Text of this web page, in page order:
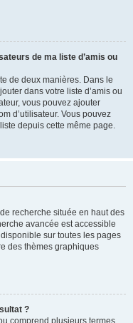
de ma liste d’amis ou
de deux manières. Dans le
dans votre liste d’amis ou
vous pouvez ajouter
d’utilisateur. Vous pouvez
depuis cette même page.
recherche située en haut des
avancée est accessible
sur toutes les pages
des thèmes graphiques
?
comprend plusieurs termes